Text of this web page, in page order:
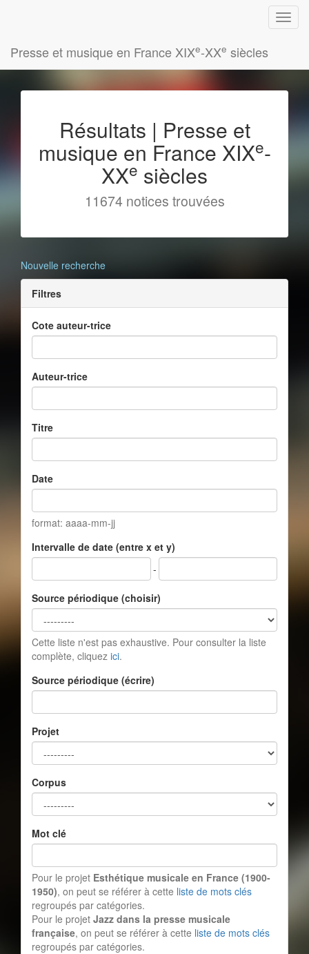
Presse et musique en France XIXe-XXe siècles
Résultats | Presse et
musique en France XIXe-
XXe siècles
11674 notices trouvées
Nouvelle recherche
Filtres
Cote auteur-trice
Auteur-trice
Titre
Date
format: aaaa-mm-jj
Intervalle de date (entre x et y)
-
Source périodique (choisir)
Cette liste n'est pas exhaustive. Pour consulter la liste
complète, cliquez ici.
Source périodique (écrire)
Projet
Corpus
Mot clé
Pour le projet Esthétique musicale en France (1900-
1950), on peut se référer à cette liste de mots clés
regroupés par catégories.
Pour le projet Jazz dans la presse musicale
française, on peut se référer à cette liste de mots clés
regroupés par catégories.